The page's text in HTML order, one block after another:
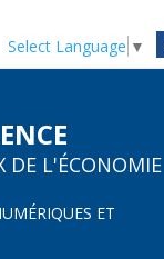
Select Language ▼
DE L'ÉCONOMIE
ET